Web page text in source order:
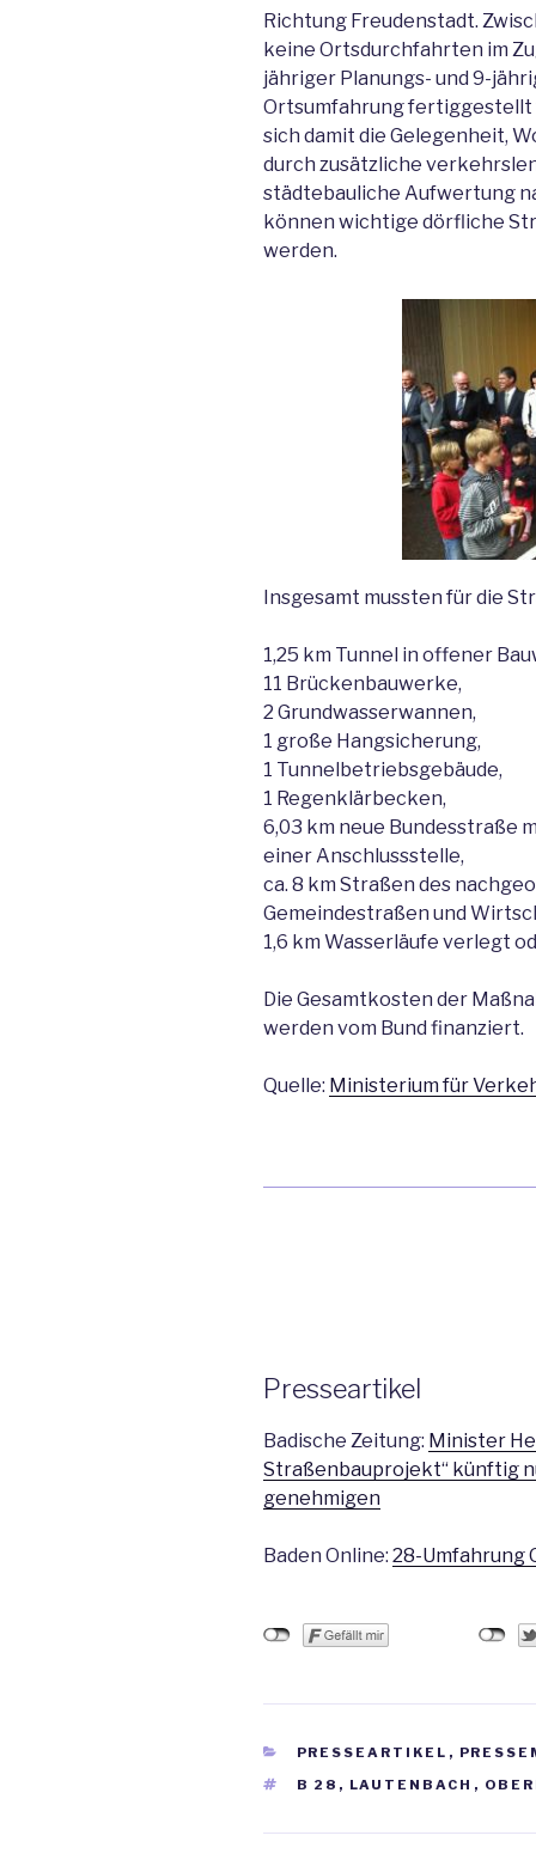
Richtung Freudenstadt.
keine Ortsdurchfahrten im
jähriger Planungs- und 9-
Ortsumfahrung fertiggestellt
sich damit die Gelegenheit,
durch zusätzliche
städtebauliche Aufwertung
können wichtige dörfliche
werden.
Insgesamt mussten für die
1,25 km Tunnel in offener
11 Brückenbauwerke,
2 Grundwasserwannen,
1 große Hangsicherung,
1 Tunnelbetriebsgebäude,
1 Regenklärbecken,
6,03 km neue Bundesstraße
einer Anschlussstelle,
ca. 8 km Straßen des
Gemeindestraßen und
1,6 km Wasserläufe verlegt
Die Gesamtkosten der
werden vom Bund finanziert.
Quelle: Ministerium für
Presseartikel
Badische Zeitung: Minister
Straßenbauprojekt“ künftig
genehmigen
Baden Online: 28-Umfahrung
KATEGORIEN
PRESSEARTIKEL ,
SCHLAGWÖRTER
B 28 , LAUTENBACH ,